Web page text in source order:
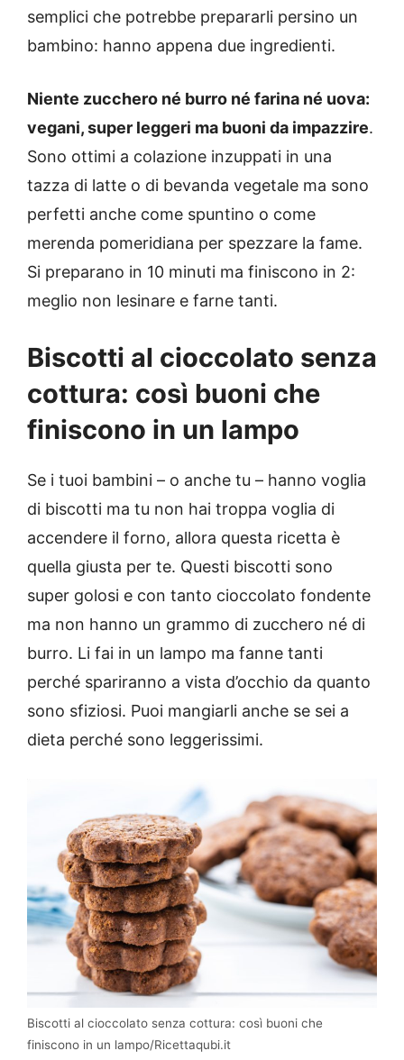
semplici che potrebbe prepararli persino un
bambino: hanno appena due ingredienti.
Niente zucchero né burro né farina né uova:
vegani, super leggeri ma buoni da impazzire.
Sono ottimi a colazione inzuppati in una
tazza di latte o di bevanda vegetale ma sono
perfetti anche come spuntino o come
merenda pomeridiana per spezzare la fame.
Si preparano in 10 minuti ma finiscono in 2:
meglio non lesinare e farne tanti.
Biscotti al cioccolato senza
cottura: così buoni che
finiscono in un lampo
Se i tuoi bambini – o anche tu – hanno voglia
di biscotti ma tu non hai troppa voglia di
accendere il forno, allora questa ricetta è
quella giusta per te. Questi biscotti sono
super golosi e con tanto cioccolato fondente
ma non hanno un grammo di zucchero né di
burro. Li fai in un lampo ma fanne tanti
perché spariranno a vista d’occhio da quanto
sono sfiziosi. Puoi mangiarli anche se sei a
dieta perché sono leggerissimi.
Biscotti al cioccolato senza cottura: così buoni che
finiscono in un lampo/Ricettaqubi.it